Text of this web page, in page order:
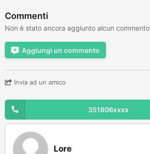
Commenti
Non è stato ancora aggiunto alcun commento
Aggiungi un commento
Invia ad un amico
351806xxxx
Lore